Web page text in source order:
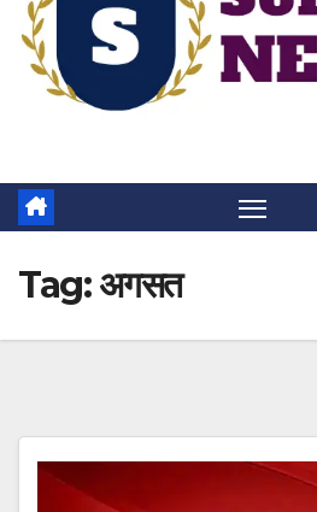
Tag:अगसत